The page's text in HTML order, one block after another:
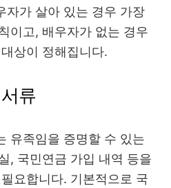
자가 살아 있는 경우 가장
이고, 배우자가 없는 경우
상이 정해집니다.
류
유족임을 증명할 수 있는
, 국민연금 가입 내역 등을
요합니다. 기본적으로 국